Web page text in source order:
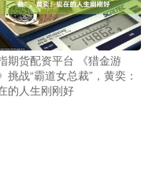
期货配资平台 《猎金游
挑战“霸道女总裁”，黄奕：
的人生刚刚好